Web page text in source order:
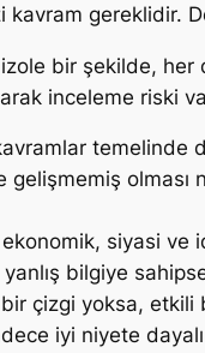
gereklidir.
bir şekilde,
inceleme riski
olması
siyasi
bilgiye
çizgi yoksa, etkili
iyi niyete